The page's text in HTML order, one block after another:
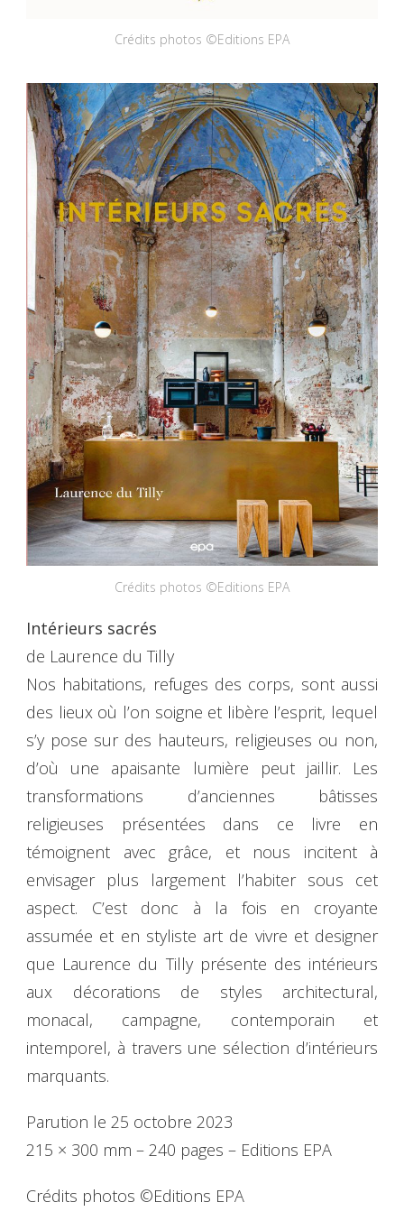
Crédits photos ©Editions EPA
Crédits photos ©Editions EPA
Intérieurs sacrés
de Laurence du Tilly
Nos habitations, refuges des corps, sont aussi
des lieux où l’on soigne et libère l’esprit, lequel
s’y pose sur des hauteurs, religieuses ou non,
d’où une apaisante lumière peut jaillir. Les
transformations d’anciennes bâtisses
religieuses présentées dans ce livre en
témoignent avec grâce, et nous incitent à
envisager plus largement l’habiter sous cet
aspect. C’est donc à la fois en croyante
assumée et en styliste art de vivre et designer
que Laurence du Tilly présente des intérieurs
aux décorations de styles architectural,
monacal, campagne, contemporain et
intemporel, à travers une sélection d’intérieurs
marquants.
Parution le 25 octobre 2023
215 × 300 mm – 240 pages – Editions EPA
Crédits photos ©Editions EPA